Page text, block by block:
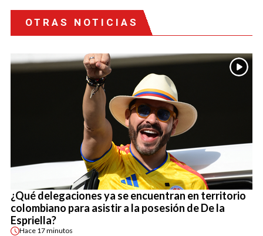
OTRAS NOTICIAS
¿Qué delegaciones ya se encuentran en territorio
colombiano para asistir a la posesión de De la
Espriella?
Hace 17 minutos